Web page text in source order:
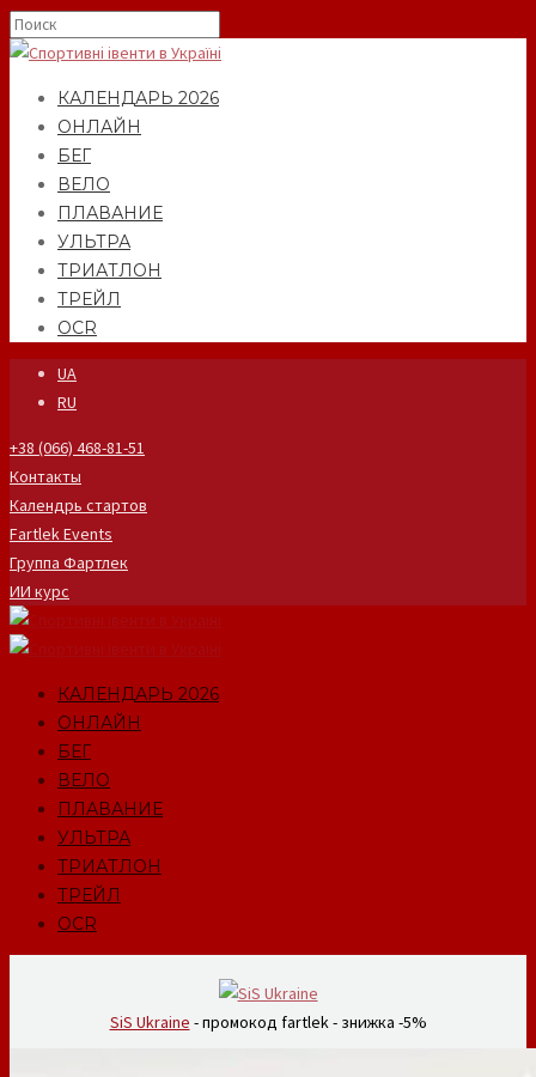
КАЛЕНДАРЬ 2026
ОНЛАЙН
БЕГ
ВЕЛО
ПЛАВАНИЕ
УЛЬТРА
ТРИАТЛОН
ТРЕЙЛ
OCR
UA
RU
+38 (066) 468-81-51
Контакты
Календрь стартов
Fartlek Events
Группа Фартлек
ИИ курс
КАЛЕНДАРЬ 2026
ОНЛАЙН
БЕГ
ВЕЛО
ПЛАВАНИЕ
УЛЬТРА
ТРИАТЛОН
ТРЕЙЛ
OCR
SiS Ukraine - промокод fartlek - знижка -5%